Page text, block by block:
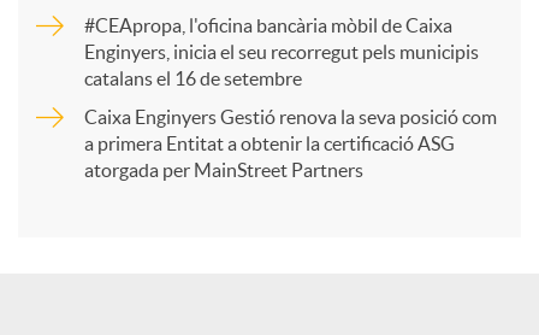
r
t
#CEApropa, l'oficina bancària mòbil de Caixa
Enginyers, inicia el seu recorregut pels municipis
catalans el 16 de setembre
Caixa Enginyers Gestió renova la seva posició com
a primera Entitat a obtenir la certificació ASG
atorgada per MainStreet Partners